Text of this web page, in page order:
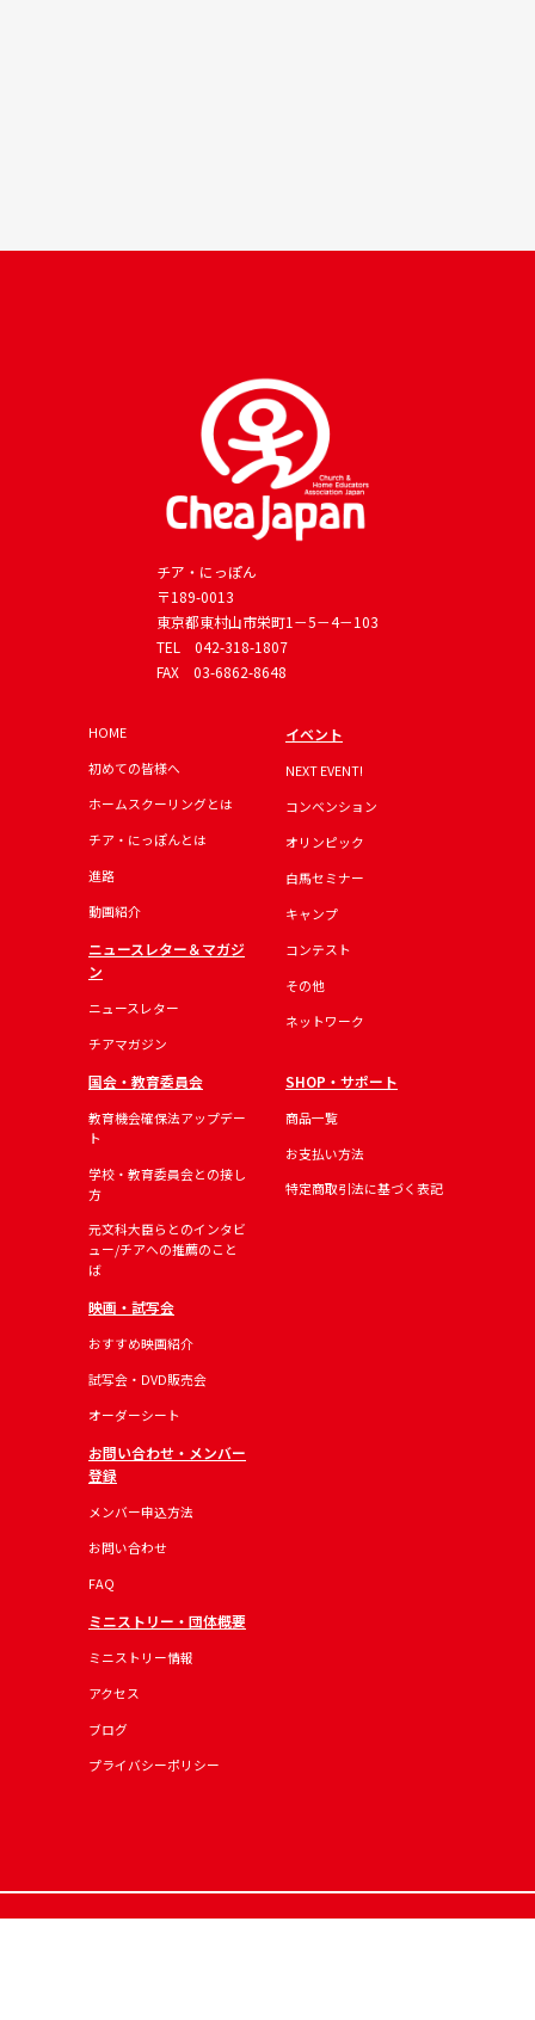
チア・にっぽん
〒189-0013
東京都東村山市栄町1－5－4－103
TEL 042-318-1807
FAX 03-6862-8648
HOME
初めての皆様へ
ホームスクーリングとは
チア・にっぽんとは
進路
動画紹介
ニュースレター＆マガジ
ン
ニュースレター
チアマガジン
イベント
NEXT EVENT!
コンベンション
オリンピック
白馬セミナー
キャンプ
コンテスト
その他
ネットワーク
国会・教育委員会
教育機会確保法アップデー
ト
学校・教育委員会との接し
方
元文科大臣らとのインタビ
ュー/チアへの推薦のこと
ば
映画・試写会
おすすめ映画紹介
試写会・DVD販売会
オーダーシート
SHOP・サポート
商品一覧
お支払い方法
特定商取引法に基づく表記
お問い合わせ・メンバー
登録
メンバー申込方法
お問い合わせ
FAQ
ミニストリー・団体概要
ミニストリー情報
アクセス
ブログ
プライバシーポリシー